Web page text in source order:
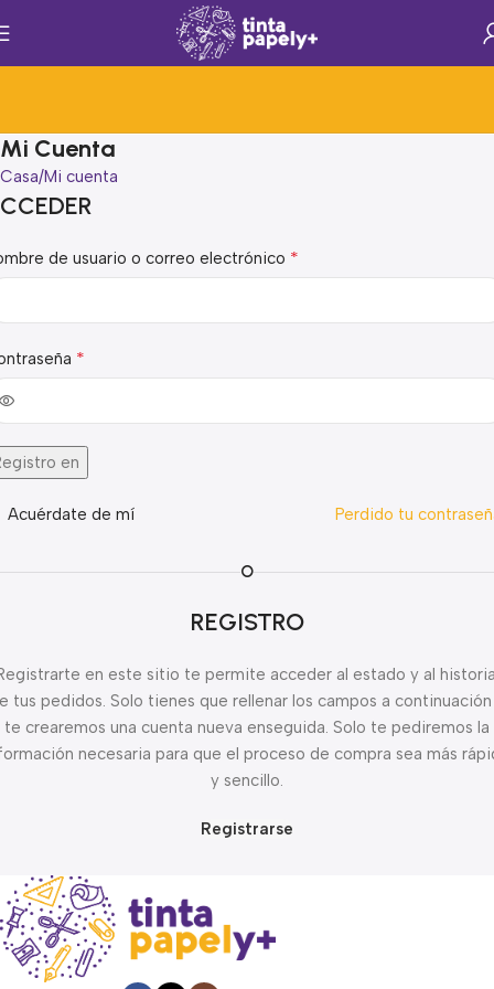
Mi Cuenta
Casa Mi cuenta
de usuario o correo electrónico *
*
en
Perdido tu
Acuérdate de mí
O
REGISTRO
en este sitio te permite acceder al estado y al
tus pedidos. Solo tienes que rellenar los campos a
te crearemos una cuenta nueva enseguida. Solo te pediremos la
necesaria para que el proceso de compra sea más
y sencillo.
Registrarse